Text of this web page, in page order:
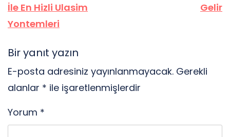
İle En Hizli Ulasim
Yontemleri
Gelir
Bir yanıt yazın
E-posta adresiniz yayınlanmayacak. Gerekli
alanlar * ile işaretlenmişlerdir
Yorum *